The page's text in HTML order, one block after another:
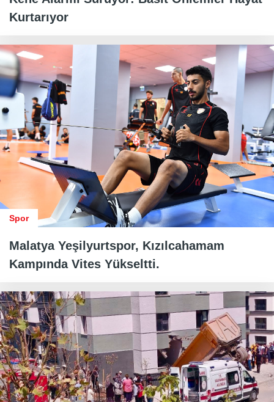
Kurtarıyor
Spor
Malatya Yeşilyurtspor, Kızılcahamam
Kampında Vites Yükseltti.